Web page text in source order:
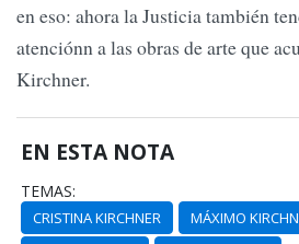
en eso: ahora la Justicia también
atenciónn a las obras de arte que
Kirchner.
EN ESTA NOTA
TEMAS:
CRISTINA KIRCHNER MÁXIMO